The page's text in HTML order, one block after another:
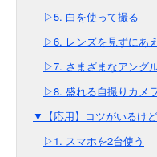
▷5. 白を使って撮る
▷6. レンズを見ずにあ
▷7. さまざまなアング
▷8. 盛れる自撮りカメ
▼【応用】コツがいるけ
▷1. スマホを2台使う